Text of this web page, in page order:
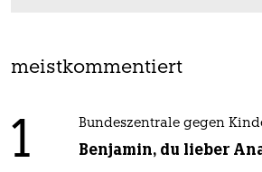
meistkommentiert
1 Bundeszentrale gegen
Benjamin, du lieber